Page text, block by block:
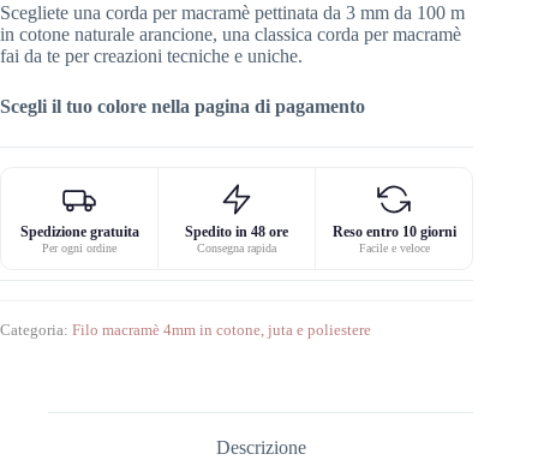
Scegliete una corda per macramè pettinata da 3 mm da 100 m
in cotone naturale arancione, una classica corda per macramè
fai da te per creazioni tecniche e uniche.
Scegli il tuo colore nella pagina di pagamento
Spedizione gratuita
Per ogni ordine
Spedito in 48 ore
Consegna rapida
Reso entro 10 giorni
Facile e veloce
Categoria: Filo macramè 4mm in cotone, juta e poliestere
Descrizione